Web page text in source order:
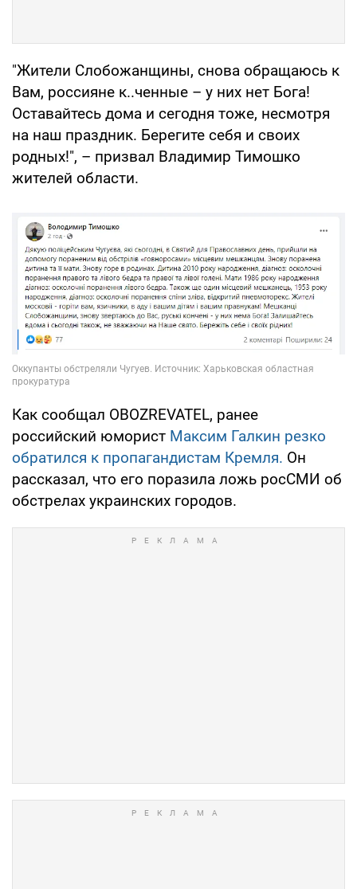
"Жители Слобожанщины, снова обращаюсь к
Вам, россияне к..ченные – у них нет Бога!
Оставайтесь дома и сегодня тоже, несмотря
на наш праздник. Берегите себя и своих
родных!", – призвал Владимир Тимошко
жителей области.
Как сообщал OBOZREVATEL, ранее
российский юморист Максим Галкин резко
обратился к пропагандистам Кремля. Он
рассказал, что его поразила ложь росСМИ об
обстрелах украинских городов.